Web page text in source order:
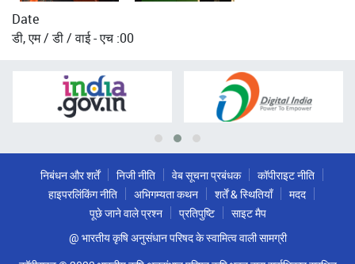
Date
डी, एम / डी / वाई - एच :00
निबंधन और शर्तें निजी नीति वेब सूचना प्रबंधक
कॉपीराइट नीति
हाइपरलिंकिंग नीति
अभिगम्यता कथन शर्तें & स्थितियाँ
मदद
पूछे जाने वाले प्रश्न
प्रतिपुष्टि
साइट मैप
@ भारतीय कृषि अनुसंधान परिषद के स्वामित्व वाली सामग्री